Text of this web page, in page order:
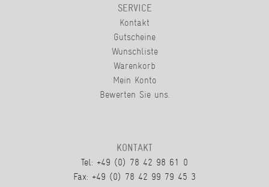
SERVICE
Kontakt
Gutscheine
Wunschliste
Warenkorb
Mein Konto
Bewerten Sie uns.
KONTAKT
Tel: +49 (0) 78 42 98 61 0
Fax: +49 (0) 78 42 99 79 45 3